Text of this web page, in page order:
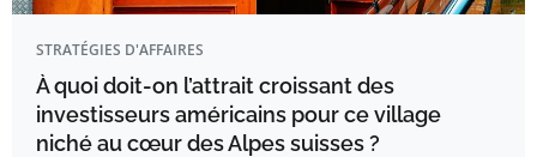
STRATÉGIES D'AFFAIRES
À quoi doit-on l’attrait croissant des
investisseurs américains pour ce village
niché au cœur des Alpes suisses ?